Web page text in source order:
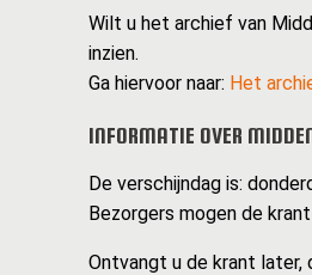
Wilt u het archief van
inzien.
Ga hiervoor naar: Het
INFORMATIE OVER
De verschijndag is:
Bezorgers mogen de
Ontvangt u de krant later,